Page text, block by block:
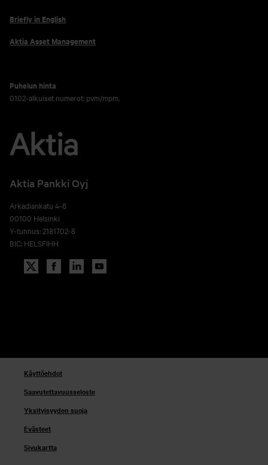
Briefly in English
Aktia Asset Management
Puhelun hinta
0102-alkuiset numerot: pvm/mpm.
Aktia Pankki Oyj
Arkadiankatu 4-6
00100 Helsinki
Y-tunnus: 2181702-8
BIC: HELSFIHH
Käyttöehdot
Saavutettavuusseloste
Yksityisyyden suoja
Evästeet
Sivukartta